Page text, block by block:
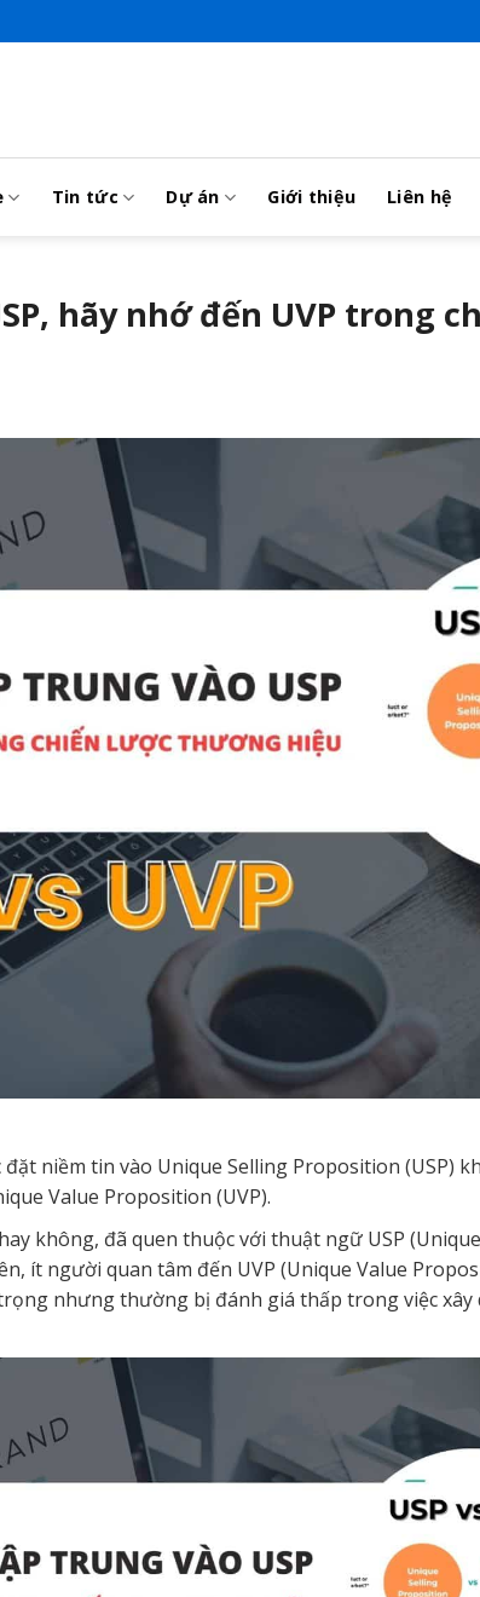
Tin tức Dự án Giới thiệu Liên hệ
hãy nhớ đến UVP trong
niềm tin vào Unique Selling Proposition (USP)
Value Proposition (UVP).
không, đã quen thuộc với thuật ngữ USP
ít người quan tâm đến UVP (Unique Value
nhưng thường bị đánh giá thấp trong việc